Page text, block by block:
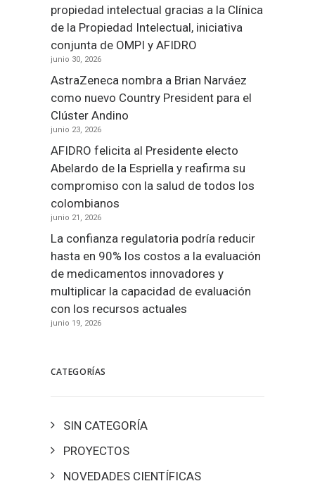
propiedad intelectual gracias a la Clínica
de la Propiedad Intelectual, iniciativa
conjunta de OMPI y AFIDRO
junio 30, 2026
AstraZeneca nombra a Brian Narváez
como nuevo Country President para el
Clúster Andino
junio 23, 2026
AFIDRO felicita al Presidente electo
Abelardo de la Espriella y reafirma su
compromiso con la salud de todos los
colombianos
junio 21, 2026
La confianza regulatoria podría reducir
hasta en 90% los costos a la evaluación
de medicamentos innovadores y
multiplicar la capacidad de evaluación
con los recursos actuales
junio 19, 2026
CATEGORÍAS
SIN CATEGORÍA
PROYECTOS
NOVEDADES CIENTÍFICAS